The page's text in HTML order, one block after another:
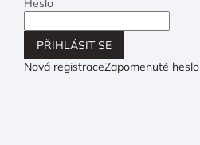
PŘIHLÁSIT SE
Nová registraceZapomenuté heslo